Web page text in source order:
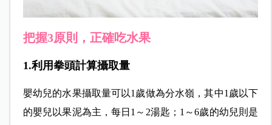
把握3原則，正確吃水果
1.利用拳頭計算攝取量
嬰幼兒的水果攝取量可以1歲做為分水嶺，其中1歲以下
的嬰兒以果泥為主，每日1～2湯匙；1～6歲的幼兒則是